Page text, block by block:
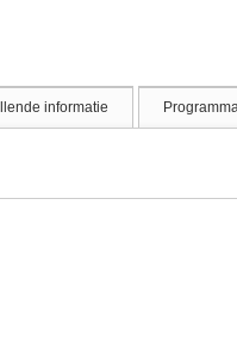
informatie